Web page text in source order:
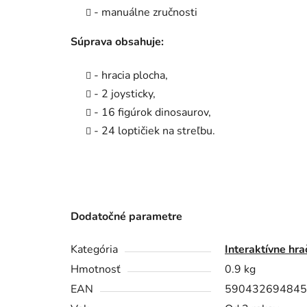
- manuálne zručnosti
Súprava obsahuje:
- hracia plocha,
- 2 joysticky,
- 16 figúrok dinosaurov,
- 24 loptičiek na streľbu.
Dodatočné parametre
Kategória
Interaktívne
Hmotnosť
0.9 kg
EAN